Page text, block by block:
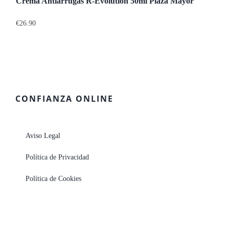
€26.90
CONFIANZA ONLINE
Aviso Legal
Política de Privacidad
Política de Cookies